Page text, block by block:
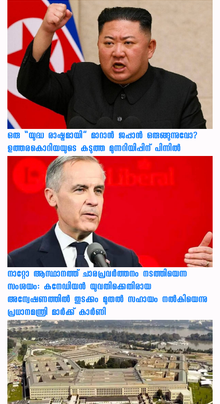
ഒരു “യുദ്ധ രാഷ്ട്രമായി” മാറാൻ ജപ്പാൻ ഒരുങ്ങുന്നുവോ?
ഉത്തരകൊറിയയുടെ കടുത്ത മുന്നറിയിപ്പിന് പിന്നിൽ
നാറ്റോ ആസ്ഥാനത്ത് ചാരപ്രവര്‍ത്തനം നടത്തിയെന്ന
സംശയം: കനേഡിയന്‍ യുവതിക്കെതിരായ
അന്വേഷണത്തില്‍ തുടക്കം മുതല്‍ സഹായം നല്‍കിയെന്നു
പ്രധാനമന്ത്രി മാര്‍ക്ക് കാര്‍ണി